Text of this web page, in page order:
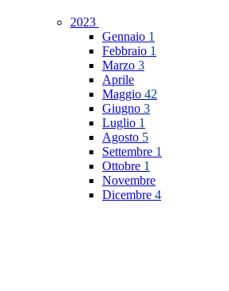
2023
Gennaio 1
Febbraio 1
Marzo 3
Aprile
Maggio 42
Giugno 3
Luglio 1
Agosto 5
Settembre 1
Ottobre 1
Novembre
Dicembre 4